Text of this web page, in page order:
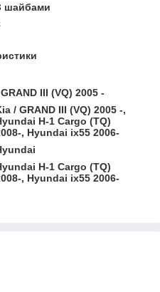
шайбами
III (VQ) 2005 -
/ GRAND III (VQ) 2005 -,
H-1 Cargo (TQ)
, Hyundai ix55 2006-
H-1 Cargo (TQ)
, Hyundai ix55 2006-